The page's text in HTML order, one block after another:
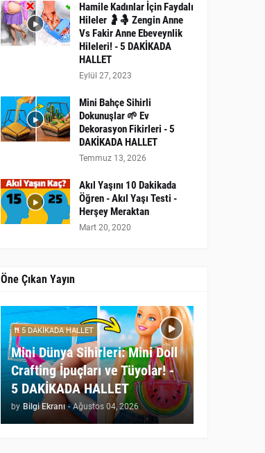
Hamile Kadınlar İçin Faydalı
Hileler 🤰🤱 Zengin Anne
Vs Fakir Anne Ebeveynlik
Hileleri! - 5 DAKİKADA
HALLET
Eylül 27, 2023
Mini Bahçe Sihirli
Dokunuşlar 🌱 Ev
Dekorasyon Fikirleri - 5
DAKİKADA HALLET
Temmuz 13, 2026
Akıl Yaşını 10 Dakikada
Öğren - Akıl Yaşı Testi -
Herşey Meraktan
Mart 20, 2020
Öne Çıkan Yayın
5 DAKİKADA HALLET
Mini Dünya Sihirleri: Mini Doll
Crafting İpuçları ve Tüyolar! -
5 DAKİKADA HALLET
by Bilgi Ekranı - Ağustos 04, 2026